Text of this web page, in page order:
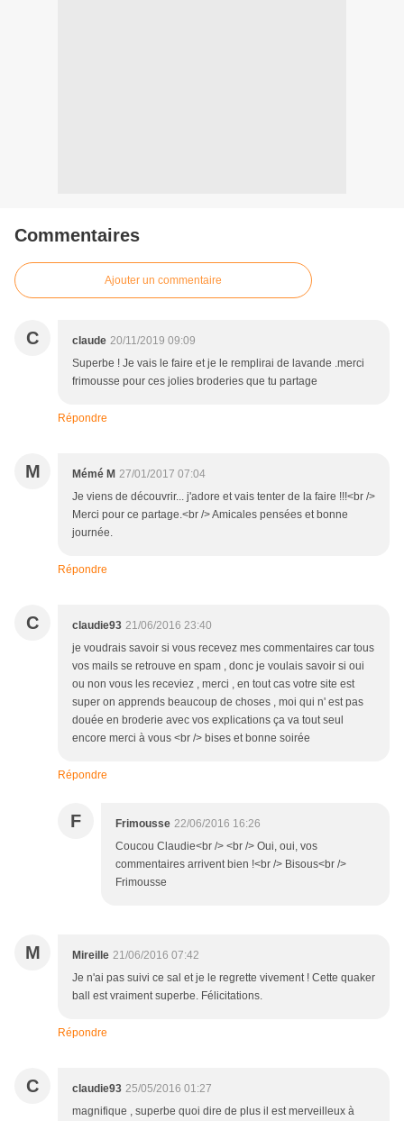
Commentaires
Ajouter un commentaire
C claude 20/11/2019 09:09
Superbe ! Je vais le faire et je le remplirai de lavande .merci
frimousse pour ces jolies broderies que tu partage
Répondre
M Mémé M 27/01/2017 07:04
Je viens de découvrir... j'adore et vais tenter de la faire !!!<br />
Merci pour ce partage.<br /> Amicales pensées et bonne
journée.
Répondre
C claudie93 21/06/2016 23:40
je voudrais savoir si vous recevez mes commentaires car tous
vos mails se retrouve en spam , donc je voulais savoir si oui
ou non vous les receviez , merci , en tout cas votre site est
super on apprends beaucoup de choses , moi qui n' est pas
douée en broderie avec vos explications ça va tout seul
encore merci à vous <br /> bises et bonne soirée
Répondre
F Frimousse 22/06/2016 16:26
Coucou Claudie<br /> <br /> Oui, oui, vos
commentaires arrivent bien !<br /> Bisous<br />
Frimousse
M Mireille 21/06/2016 07:42
Je n'ai pas suivi ce sal et je le regrette vivement ! Cette quaker
ball est vraiment superbe. Félicitations.
Répondre
C claudie93 25/05/2016 01:27
magnifique , superbe quoi dire de plus il est merveilleux à